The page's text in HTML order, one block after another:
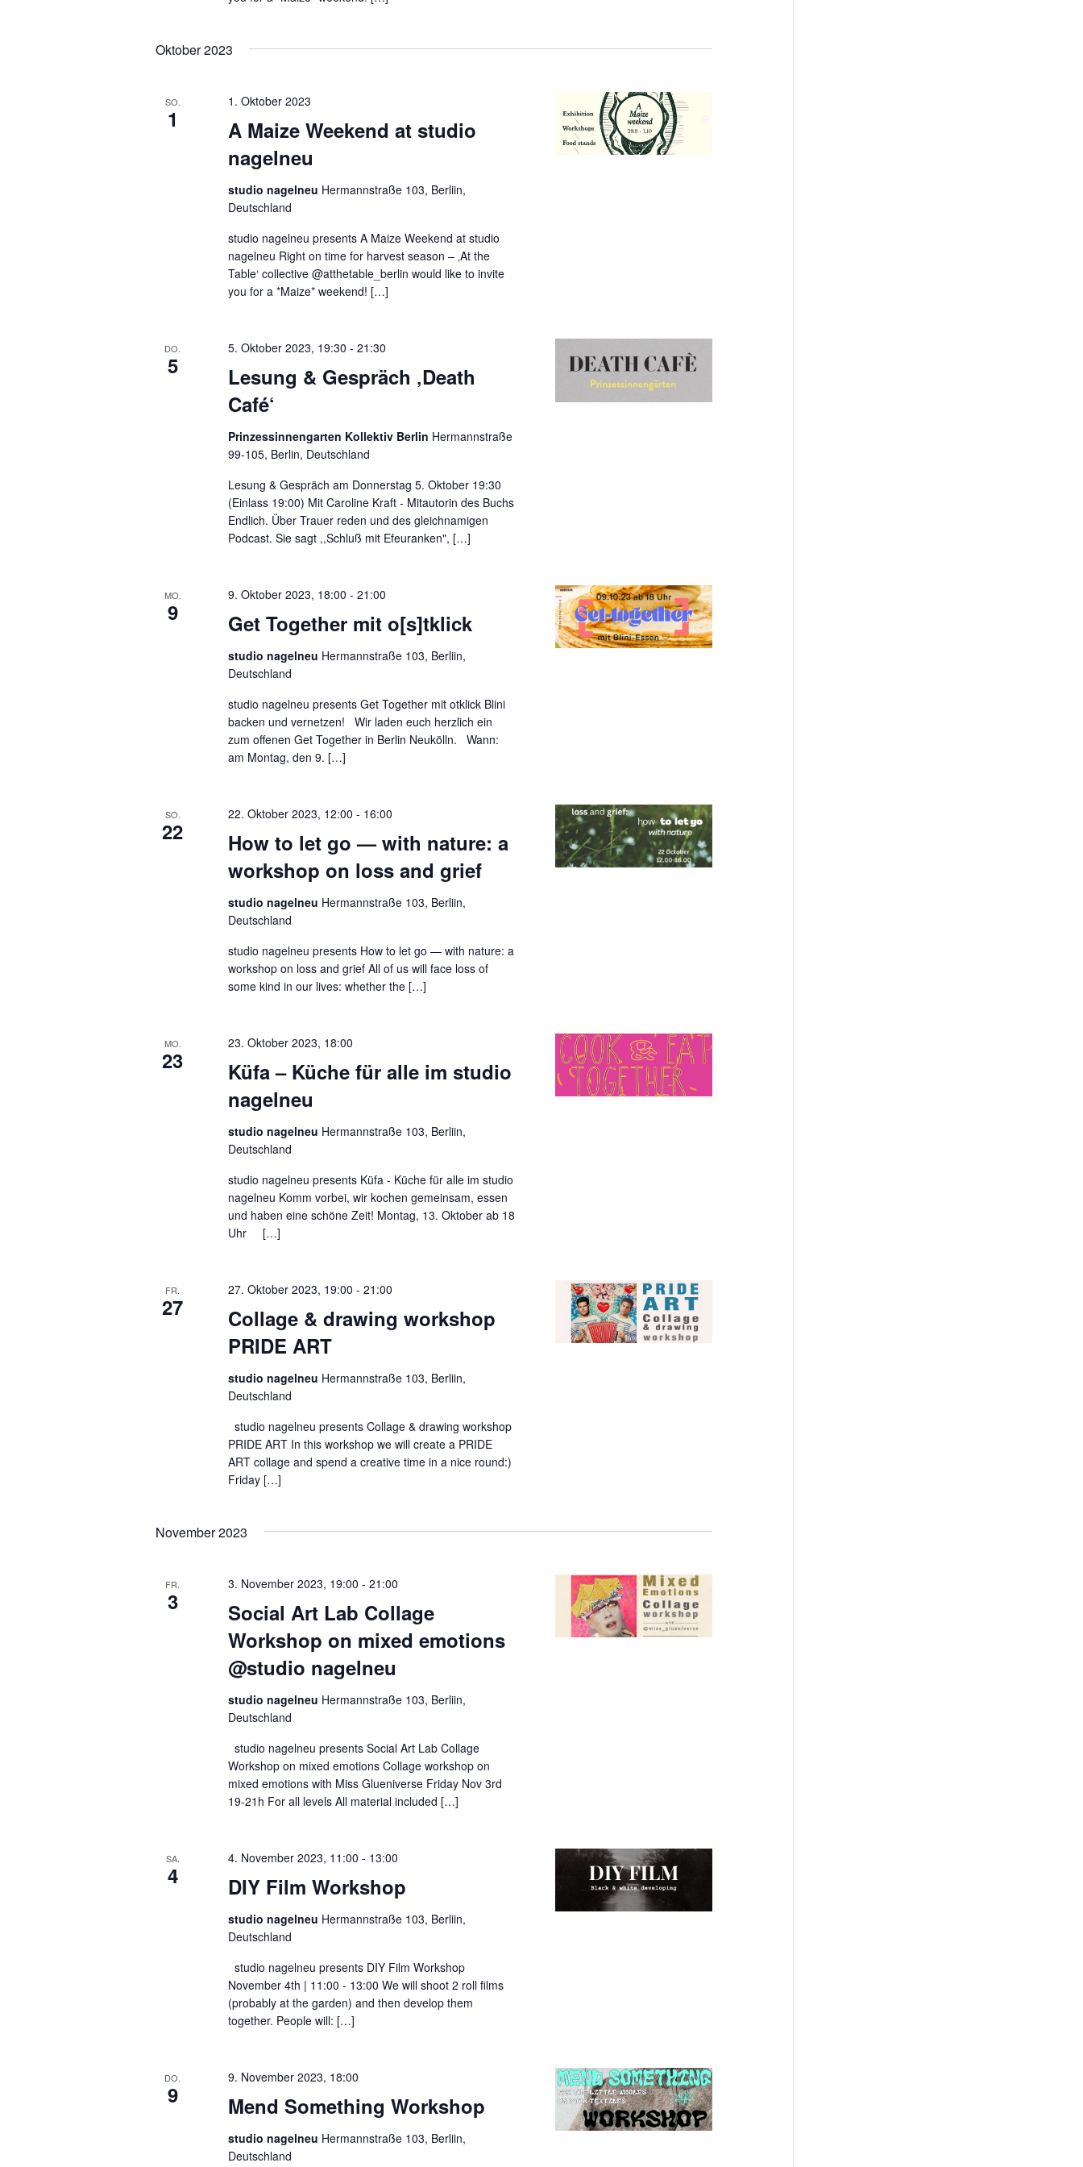
Oktober 2023
SO.
1
A Maize Weekend at studio
nagelneu
1. Oktober 2023
studio nagelneu Hermannstraße 103, Berliin,
Deutschland
studio nagelneu presents A Maize Weekend at studio
nagelneu Right on time for harvest season – ‚At the
Table‘ collective @atthetable_berlin would like to invite
you for a *Maize* weekend! […]
DO.
5
Lesung & Gespräch ‚Death
Café‘
5. Oktober 2023, 19:30 -21:30
Prinzessinnengarten Kollektiv Berlin Hermannstraße
99-105, Berlin, Deutschland
Lesung & Gespräch am Donnerstag 5. Oktober 19:30
(Einlass 19:00) Mit Caroline Kraft - Mitautorin des Buchs
Endlich. Über Trauer reden und des gleichnamigen
Podcast. Sie sagt ,,Schluß mit Efeuranken", […]
MO.
9 Get Together mit o[s]tklick
9. Oktober 2023, 18:00 -21:00
studio nagelneu Hermannstraße 103, Berliin,
Deutschland
studio nagelneu presents Get Together mit otklick Blini
backen und vernetzen! Wir laden euch herzlich ein
zum offenen Get Together in Berlin Neukölln. Wann:
am Montag, den 9. […]
SO.
22
How to let go — with nature: a
workshop on loss and grief
22. Oktober 2023, 12:00 - 16:00
studio nagelneu Hermannstraße 103, Berliin,
Deutschland
studio nagelneu presents How to let go — with nature: a
workshop on loss and grief All of us will face loss of
some kind in our lives: whether the […]
MO.
23
Küfa – Küche für alle im studio
nagelneu
23. Oktober 2023, 18:00
studio nagelneu Hermannstraße 103, Berliin,
Deutschland
studio nagelneu presents Küfa - Küche für alle im studio
nagelneu Komm vorbei, wir kochen gemeinsam, essen
und haben eine schöne Zeit! Montag, 13. Oktober ab 18
Uhr […]
FR.
27
Collage & drawing workshop
PRIDE ART
27. Oktober 2023, 19:00 -21:00
studio nagelneu Hermannstraße 103, Berliin,
Deutschland
studio nagelneu presents Collage & drawing workshop
PRIDE ART In this workshop we will create a PRIDE
ART collage and spend a creative time in a nice round:)
Friday […]
November 2023
FR.
3
Social Art Lab Collage
Workshop on mixed emotions
@studio nagelneu
3. November 2023, 19:00 -21:00
studio nagelneu Hermannstraße 103, Berliin,
Deutschland
studio nagelneu presents Social Art Lab Collage
Workshop on mixed emotions Collage workshop on
mixed emotions with Miss Glueniverse Friday Nov 3rd
19-21h For all levels All material included […]
SA.
4 DIY Film Workshop
4. November 2023, 11:00 - 13:00
studio nagelneu Hermannstraße 103, Berliin,
Deutschland
studio nagelneu presents DIY Film Workshop
November 4th | 11:00 - 13:00 We will shoot 2 roll films
(probably at the garden) and then develop them
together. People will: […]
DO.
9 Mend Something Workshop
9. November 2023, 18:00
studio nagelneu Hermannstraße 103, Berliin,
Deutschland